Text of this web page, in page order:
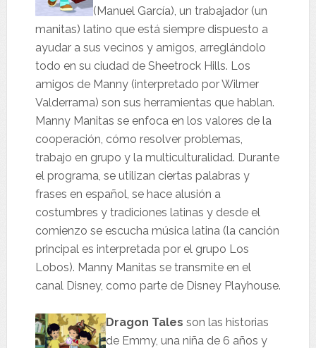
(Manuel García), un trabajador (un
manitas) latino que está siempre dispuesto a
ayudar a sus vecinos y amigos, arreglándolo
todo en su ciudad de Sheetrock Hills. Los
amigos de Manny (interpretado por Wilmer
Valderrama) son sus herramientas que hablan.
Manny Manitas se enfoca en los valores de la
cooperación, cómo resolver problemas,
trabajo en grupo y la multiculturalidad. Durante
el programa, se utilizan ciertas palabras y
frases en español, se hace alusión a
costumbres y tradiciones latinas y desde el
comienzo se escucha música latina (la canción
principal es interpretada por el grupo Los
Lobos). Manny Manitas se transmite en el
canal Disney, como parte de Disney Playhouse.
Dragon Tales son las historias
de Emmy, una niña de 6 años y